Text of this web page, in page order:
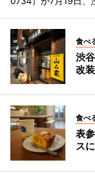
食べ
渋
改
食べ
表
ス